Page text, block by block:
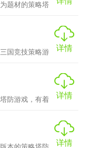
题材的策略塔
国竞技策略游
详情
防游戏，有着
详情
详情